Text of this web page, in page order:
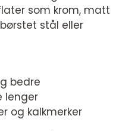
som krom, matt
stål eller
bedre
lenger
og kalkmerker